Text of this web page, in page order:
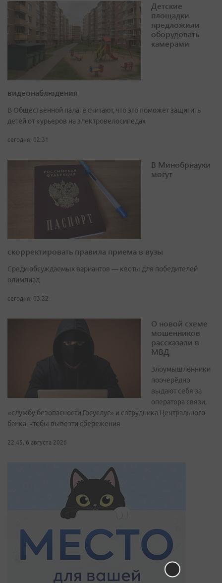
Детские
площадки
предложили
оборудовать
камерами
видеонаблюдения
В Общественной палате считают, что это поможет защитить
детей от курьеров на электровелосипедах
сегодня, 02:31
В Минобрнауки
могут
скорректировать правила приема в вузы
Среди обсуждаемых вариантов — квоты для победителей
олимпиад
сегодня, 03:22
О новой схеме
мошенников
рассказали в
МВД
Злоумышленники
поочерёдно
выдают себя за
оператора связи,
«службу безопасности Госуслуг» и сотрудника Центрального
банка, чтобы вывезти сбережения
22:45, 6 августа 2026